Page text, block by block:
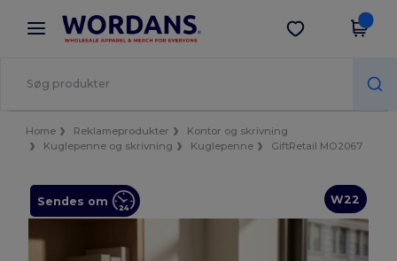
× Wordans-app
Bedre priser i appen!
Hent app
Home Reklameprodukter
Kontor og skrivning
Kuglepenne og skrivning
Kuglepenne GiftRetail MO2067
W22
Sendes om